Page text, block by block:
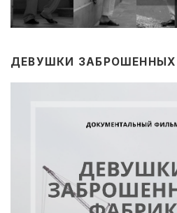
ДЕВУШКИ